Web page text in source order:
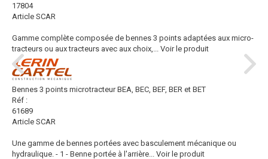
17804
Article SCAR
Gamme complète composée de bennes 3 points adaptées aux micro-
tracteurs ou aux tracteurs avec aux choix,... Voir le produit
Bennes 3 points microtracteur BEA, BEC, BEF, BER et BET
Réf :
61689
Article SCAR
Une gamme de bennes portées avec basculement mécanique ou
hydraulique. - 1 - Benne portée à l'arrière... Voir le produit